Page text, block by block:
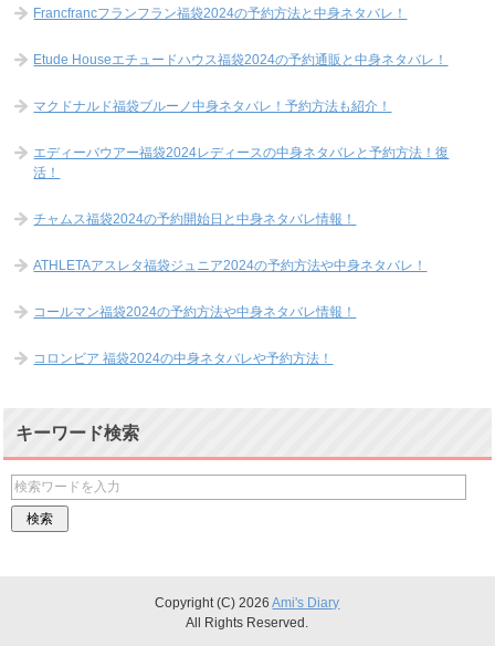
Francfrancフランフラン福袋2024の予約方法と中身ネタバレ！
Etude Houseエチュードハウス福袋2024の予約通販と中身ネタバレ！
マクドナルド福袋ブルーノ中身ネタバレ！予約方法も紹介！
エディーバウアー福袋2024レディースの中身ネタバレと予約方法！復
活！
チャムス福袋2024の予約開始日と中身ネタバレ情報！
ATHLETAアスレタ福袋ジュニア2024の予約方法や中身ネタバレ！
コールマン福袋2024の予約方法や中身ネタバレ情報！
コロンビア 福袋2024の中身ネタバレや予約方法！
キーワード検索
Copyright (C) 2026Ami's Diary
All Rights Reserved.